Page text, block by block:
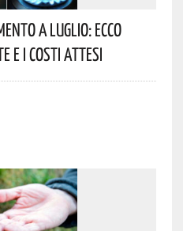
A Luglio: Ecco
E I Costi Attesi